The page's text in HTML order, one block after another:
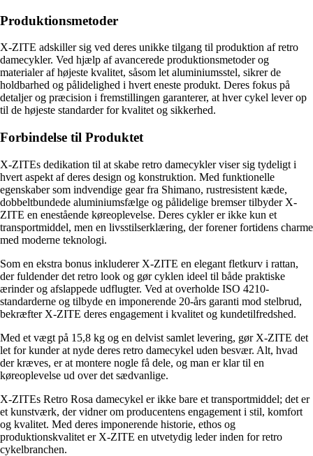
Produktionsmetoder
X-ZITE adskiller sig ved deres unikke tilgang til produktion af retro
damecykler. Ved hjælp af avancerede produktionsmetoder og
materialer af højeste kvalitet, såsom let aluminiumsstel, sikrer de
holdbarhed og pålidelighed i hvert eneste produkt. Deres fokus på
detaljer og præcision i fremstillingen garanterer, at hver cykel lever op
til de højeste standarder for kvalitet og sikkerhed.
Forbindelse til Produktet
X-ZITEs dedikation til at skabe retro damecykler viser sig tydeligt i
hvert aspekt af deres design og konstruktion. Med funktionelle
egenskaber som indvendige gear fra Shimano, rustresistent kæde,
dobbeltbundede aluminiumsfælge og pålidelige bremser tilbyder X-
ZITE en enestående køreoplevelse. Deres cykler er ikke kun et
transportmiddel, men en livsstilserklæring, der forener fortidens charme
med moderne teknologi.
Som en ekstra bonus inkluderer X-ZITE en elegant fletkurv i rattan,
der fuldender det retro look og gør cyklen ideel til både praktiske
ærinder og afslappede udflugter. Ved at overholde ISO 4210-
standarderne og tilbyde en imponerende 20-års garanti mod stelbrud,
bekræfter X-ZITE deres engagement i kvalitet og kundetilfredshed.
Med et vægt på 15,8 kg og en delvist samlet levering, gør X-ZITE det
let for kunder at nyde deres retro damecykel uden besvær. Alt, hvad
der kræves, er at montere nogle få dele, og man er klar til en
køreoplevelse ud over det sædvanlige.
X-ZITEs Retro Rosa damecykel er ikke bare et transportmiddel; det er
et kunstværk, der vidner om producentens engagement i stil, komfort
og kvalitet. Med deres imponerende historie, ethos og
produktionskvalitet er X-ZITE en utvetydig leder inden for retro
cykelbranchen.